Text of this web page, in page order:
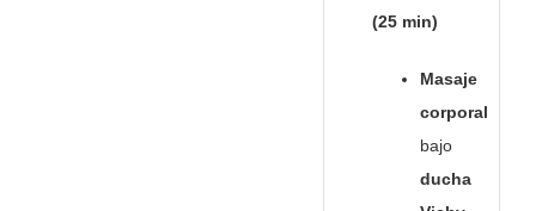
(25 min)
Masaje
corporal
bajo
ducha